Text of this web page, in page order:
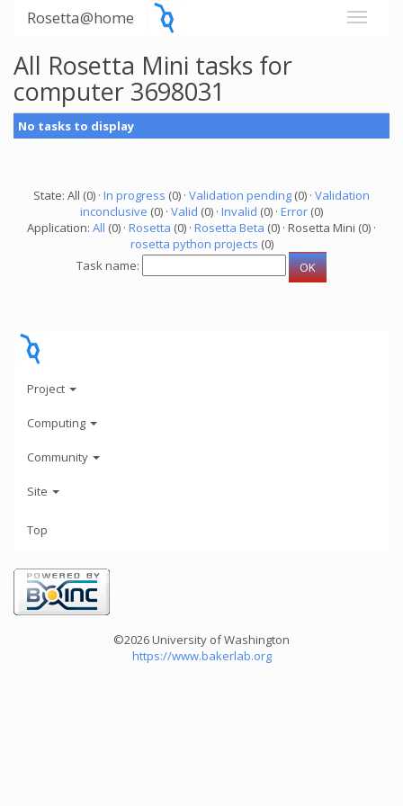
Rosetta@home
All Rosetta Mini tasks for
computer 3698031
No tasks to display
State: All (0) · In progress (0) · Validation pending (0) · Validation
inconclusive (0) · Valid (0) · Invalid (0) · Error (0)
Application: All (0) · Rosetta (0) · Rosetta Beta (0) · Rosetta Mini (0) ·
rosetta python projects (0)
Task name:
Project
Computing
Community
Site
Top
©2026 University of Washington
https://www.bakerlab.org